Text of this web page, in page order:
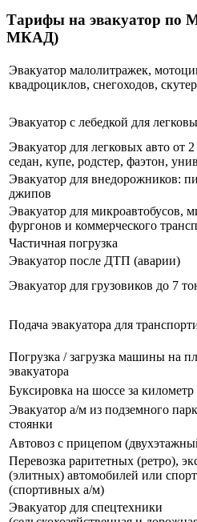
Тарифы на эвакуатор по
МКАД)
Эвакуатор малолитражек,
квадроциклов, снегоходов,
Эвакуатор с лебедкой для
Эвакуатор для легковых авто от
седан, купе, родстер, фаэтон,
Эвакуатор для внедорожников:
джипов
Эвакуатор для микроавтобусов,
фургонов и коммерческого
Частичная погрузка
Эвакуатор после ДТП (аварии)
Эвакуатор для грузовиков до 7
Подача эвакуатора для
Погрузка / загрузка машины на
эвакуатора
Буксировка на шоссе за километр
Эвакуатор а/м из подземного
стоянки
Автовоз с прицепом
Перевозка раритетных (ретро),
(элитных) автомобилей или
(спортивных а/м)
Эвакуатор для спецтехники